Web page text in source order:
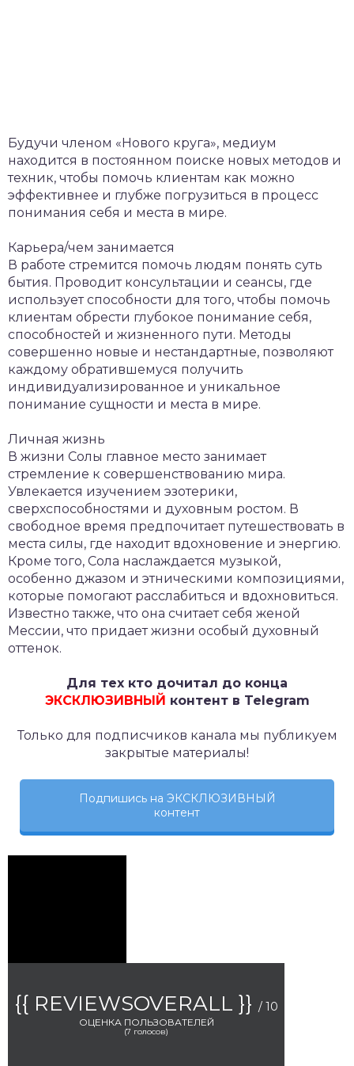
Будучи членом «Нового круга», медиум
находится в постоянном поиске новых методов и
техник, чтобы помочь клиентам как можно
эффективнее и глубже погрузиться в процесс
понимания себя и места в мире.
Карьера/чем занимается
В работе стремится помочь людям понять суть
бытия. Проводит консультации и сеансы, где
использует способности для того, чтобы помочь
клиентам обрести глубокое понимание себя,
способностей и жизненного пути. Методы
совершенно новые и нестандартные, позволяют
каждому обратившемуся получить
индивидуализированное и уникальное
понимание сущности и места в мире.
Личная жизнь
В жизни Солы главное место занимает
стремление к совершенствованию мира.
Увлекается изучением эзотерики,
сверхспособностями и духовным ростом. В
свободное время предпочитает путешествовать в
места силы, где находит вдохновение и энергию.
Кроме того, Сола наслаждается музыкой,
особенно джазом и этническими композициями,
которые помогают расслабиться и вдохновиться.
Известно также, что она считает себя женой
Мессии, что придает жизни особый духовный
оттенок.
Для тех кто дочитал до конца
ЭКСКЛЮЗИВНЫЙ контент в Telegram
Только для подписчиков канала мы публикуем
закрытые материалы!
Подпишись на ЭКСКЛЮЗИВНЫЙ
контент
{{ REVIEWSOVERALL }} / 10
ОЦЕНКА ПОЛЬЗОВАТЕЛЕЙ
(7 голосов)